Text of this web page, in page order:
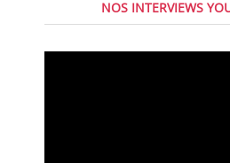
NOS INTERVIEWS